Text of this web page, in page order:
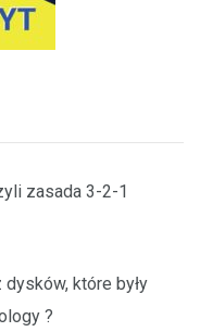
zasada 3-2-1
które były
?